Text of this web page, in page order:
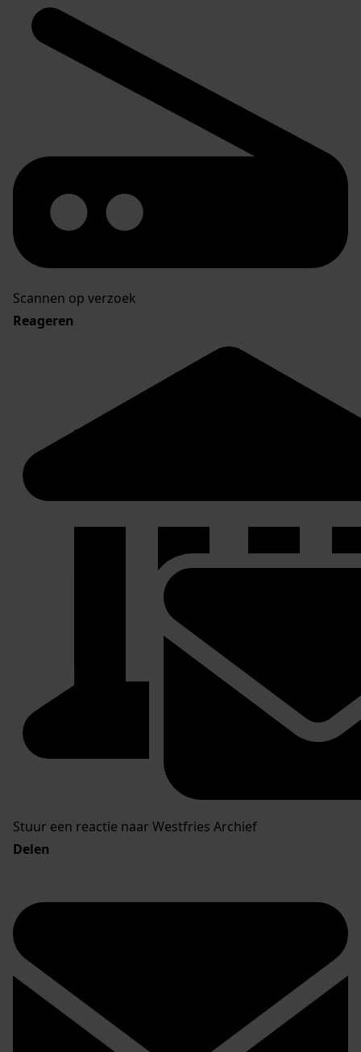
Scannen op verzoek
Reageren
Stuur een reactie naar Westfries Archief
Delen